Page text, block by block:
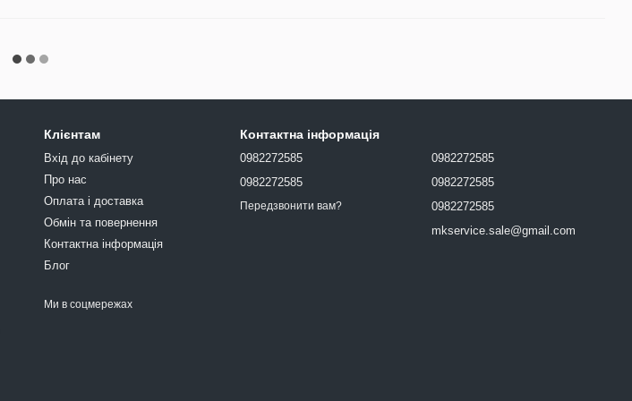
Клієнтам
Вхід до кабінету
Про нас
Оплата і доставка
Обмін та повернення
Контактна інформація
Блог
Ми в соцмережах
Контактна інформація
0982272585
0982272585
Передзвонити вам?
0982272585
0982272585
0982272585
mkservice.sale@gmail.com